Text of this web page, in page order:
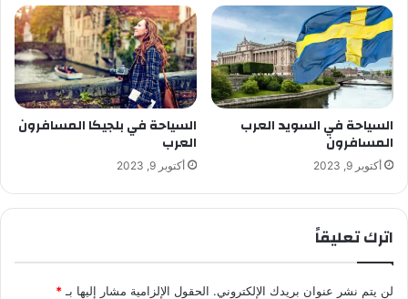
السياحة في السويد العرب
المسافرون
أكتوبر 9, 2023
السياحة في بلجيكا المسافرون
العرب
أكتوبر 9, 2023
اترك تعليقاً
لن يتم نشر عنوان بريدك الإلكتروني. الحقول الإلزامية مشار إليها بـ *